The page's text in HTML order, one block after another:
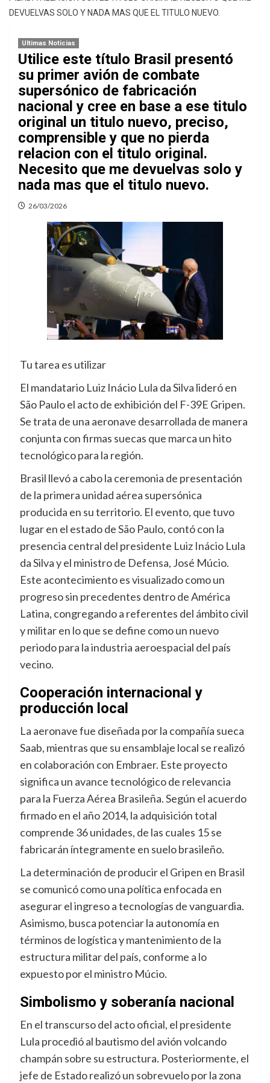
DEVUELVAS SOLO Y NADA MAS QUE EL TITULO NUEVO.
Ultimas Noticias
Utilice este título Brasil presentó
su primer avión de combate
supersónico de fabricación
nacional y cree en base a ese titulo
original un titulo nuevo, preciso,
comprensible y que no pierda
relacion con el titulo original.
Necesito que me devuelvas solo y
nada mas que el titulo nuevo.
26/03/2026
Tu tarea es utilizar
El mandatario Luiz Inácio Lula da Silva lideró en
São Paulo el acto de exhibición del F-39E Gripen.
Se trata de una aeronave desarrollada de manera
conjunta con firmas suecas que marca un hito
tecnológico para la región.
Brasil llevó a cabo la ceremonia de presentación
de la primera unidad aérea supersónica
producida en su territorio. El evento, que tuvo
lugar en el estado de São Paulo, contó con la
presencia central del presidente Luiz Inácio Lula
da Silva y el ministro de Defensa, José Múcio.
Este acontecimiento es visualizado como un
progreso sin precedentes dentro de América
Latina, congregando a referentes del ámbito civil
y militar en lo que se define como un nuevo
periodo para la industria aeroespacial del país
vecino.
Cooperación internacional y
producción local
La aeronave fue diseñada por la compañía sueca
Saab, mientras que su ensamblaje local se realizó
en colaboración con Embraer. Este proyecto
significa un avance tecnológico de relevancia
para la Fuerza Aérea Brasileña.Según el acuerdo
firmado en el año 2014, la adquisición total
comprende 36 unidades, de las cuales 15 se
fabricarán íntegramente en suelo brasileño.
La determinación de producir el Gripen en Brasil
se comunicó como una política enfocada en
asegurar el ingreso a tecnologías de vanguardia.
Asimismo, busca potenciar la autonomía en
términos de logística y mantenimiento de la
estructura militar del país, conforme a lo
expuesto por el ministro Múcio.
Simbolismo y soberanía nacional
En el transcurso del acto oficial, el presidente
Lula procedió al bautismo del avión volcando
champán sobre su estructura. Posteriormente, el
jefe de Estado realizó un sobrevuelo por la zona